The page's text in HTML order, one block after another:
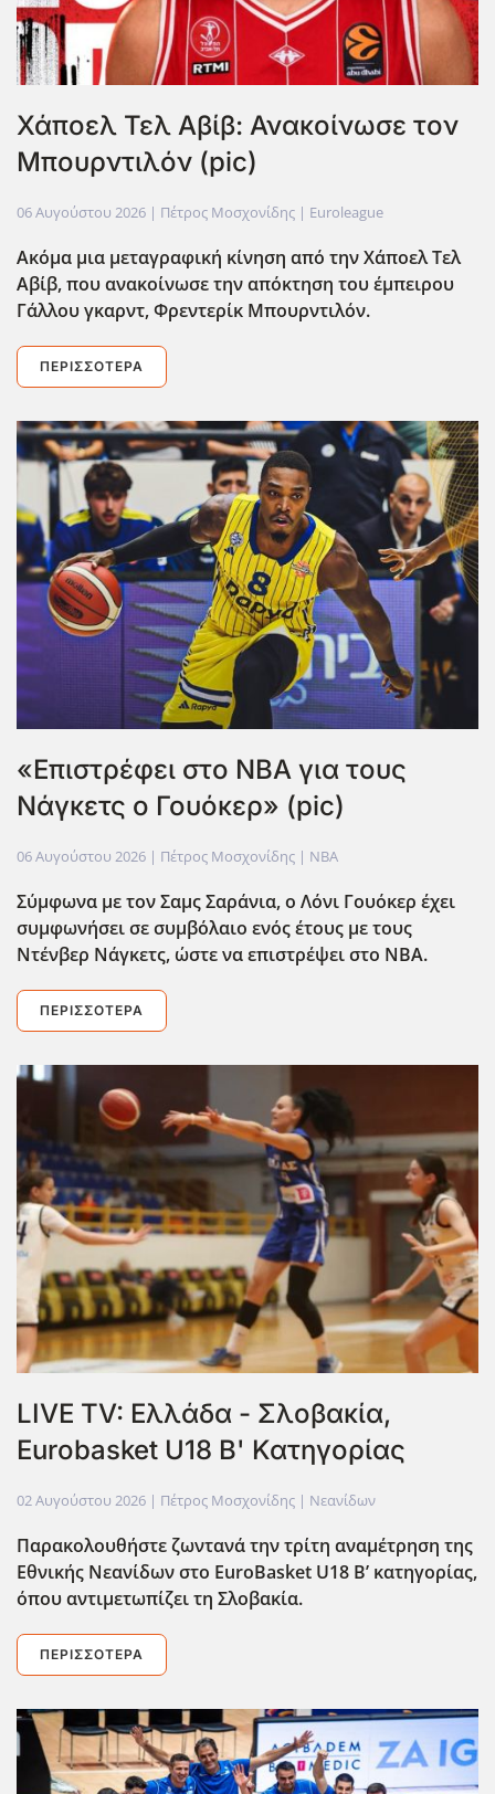
Χάποελ Τελ Αβίβ: Ανακοίνωσε τον
Μπουρντιλόν (pic)
06 Αυγούστου 2026 | Πέτρος Μοσχονίδης | Euroleague
Ακόμα μια μεταγραφική κίνηση από την Χάποελ Τελ
Αβίβ, που ανακοίνωσε την απόκτηση του έμπειρου
Γάλλου γκαρντ, Φρεντερίκ Μπουρντιλόν.
ΠΕΡΙΣΣΌΤΕΡΑ
«Επιστρέφει στο ΝΒΑ για τους
Νάγκετς ο Γουόκερ» (pic)
06 Αυγούστου 2026 | Πέτρος Μοσχονίδης | NBA
Σύμφωνα με τον Σαμς Σαράνια, ο Λόνι Γουόκερ έχει
συμφωνήσει σε συμβόλαιο ενός έτους με τους
Ντένβερ Νάγκετς, ώστε να επιστρέψει στο ΝΒΑ.
ΠΕΡΙΣΣΌΤΕΡΑ
LIVE TV: Ελλάδα - Σλοβακία,
Eurobasket U18 Β' Κατηγορίας
02 Αυγούστου 2026 | Πέτρος Μοσχονίδης | Νεανίδων
Παρακολουθήστε ζωντανά την τρίτη αναμέτρηση της
Εθνικής Νεανίδων στο EuroBasket U18 Β’ κατηγορίας,
όπου αντιμετωπίζει τη Σλοβακία.
ΠΕΡΙΣΣΌΤΕΡΑ